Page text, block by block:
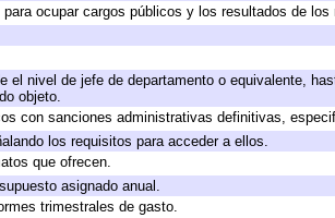
ocupar cargos públicos y los resultados de los
el nivel de jefe de departamento o equivalente,
objeto.
con sanciones administrativas definitivas,
los requisitos para acceder a ellos.
que ofrecen.
asignado anual.
trimestrales de gasto.